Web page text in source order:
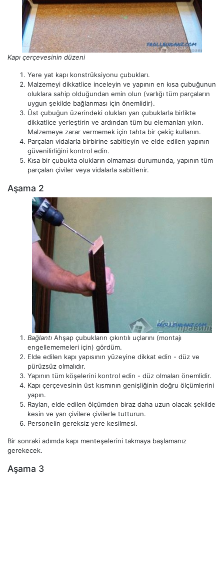
Kapı çerçevesinin düzeni
Yere yat kapı konstrüksiyonu çubukları.
Malzemeyi dikkatlice inceleyin ve yapının en kısa çubuğunun
oluklara sahip olduğundan emin olun (varlığı tüm parçaların
uygun şekilde bağlanması için önemlidir).
Üst çubuğun üzerindeki olukları yan çubuklarla birlikte
dikkatlice yerleştirin ve ardından tüm bu elemanları yıkın.
Malzemeye zarar vermemek için tahta bir çekiç kullanın.
Parçaları vidalarla birbirine sabitleyin ve elde edilen yapının
güvenilirliğini kontrol edin.
Kısa bir çubukta olukların olmaması durumunda, yapının tüm
parçaları çiviler veya vidalarla sabitlenir.
Aşama 2
Bağlantı Ahşap çubukların çıkıntılı uçlarını (montajı
engellememeleri için) gördüm.
Elde edilen kapı yapısının yüzeyine dikkat edin - düz ve
pürüzsüz olmalıdır.
Yapının tüm köşelerini kontrol edin - düz olmaları önemlidir.
Kapı çerçevesinin üst kısmının genişliğinin doğru ölçümlerini
yapın.
Rayları, elde edilen ölçümden biraz daha uzun olacak şekilde
kesin ve yan çivilere çivilerle tutturun.
Personelin gereksiz yere kesilmesi.
Bir sonraki adımda kapı menteşelerini takmaya başlamanız
gerekecek.
Aşama 3